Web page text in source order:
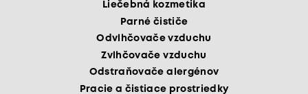
Liečebná kozmetika
Parné čističe
Odvlhčovače vzduchu
Zvlhčovače vzduchu
Odstraňovače alergénov
Pracie a čistiace prostriedky